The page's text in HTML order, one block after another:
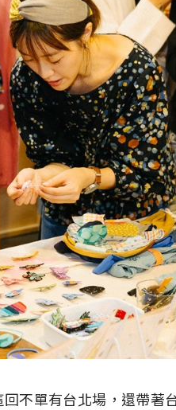
不單有台北場，還帶著